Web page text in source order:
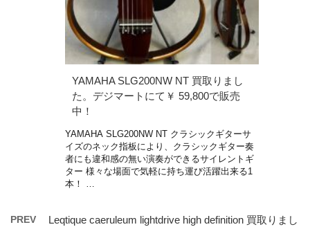
YAMAHA SLG200NW NT 買取りまし
た。デジマートにて￥ 59,800で販売
中！
YAMAHA SLG200NW NT クラシックギターサ
イズのネック指板により、クラシックギター奏
者にも違和感の無い演奏ができるサイレントギ
ター 様々な場面で気軽に持ち運び活躍出来る1
本！ …
PREV
Leqtique caeruleum lightdrive high definition 買取りまし